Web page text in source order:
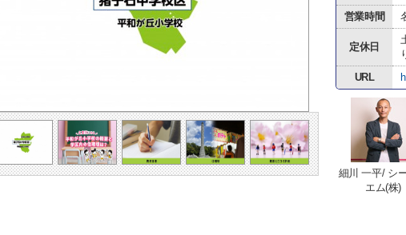
営業時間
定休日
URL
細川 一平/ シ
エム(株)